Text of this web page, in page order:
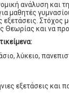
ανάλυση και
μαθητές
εξετάσεις.
Θεωρίας και να
λύκειο,
εξετάσεις και